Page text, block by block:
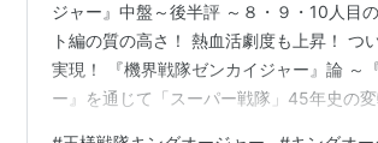
ジャー』中盤～後半評 ～８・９・10人目
ト編の質の高さ！ 熱血活劇度も上昇！ つ
実現！ 『機界戦隊ゼンカイジャー』論 ～
ー』を通じて「スーパー戦隊」45年史の